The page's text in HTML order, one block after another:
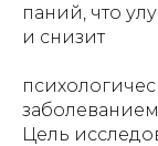
паний, что
и снизит
Цель